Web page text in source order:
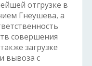
отгрузке в
Гнеушева, а
совершения
загрузке
вывоза с